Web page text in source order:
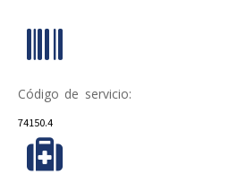
Código de servicio:
74150.4